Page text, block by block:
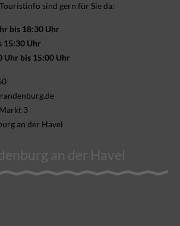
sind gern für Sie da:
bis 18:30 Uhr
15:30 Uhr
Uhr bis 15:00 Uhr
3
an der Havel
an der Havel